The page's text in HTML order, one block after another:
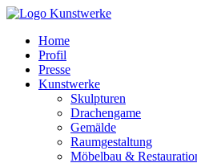
Home
Profil
Presse
Kunstwerke
Skulpturen
Drachengame
Gemälde
Raumgestaltung
Möbelbau &